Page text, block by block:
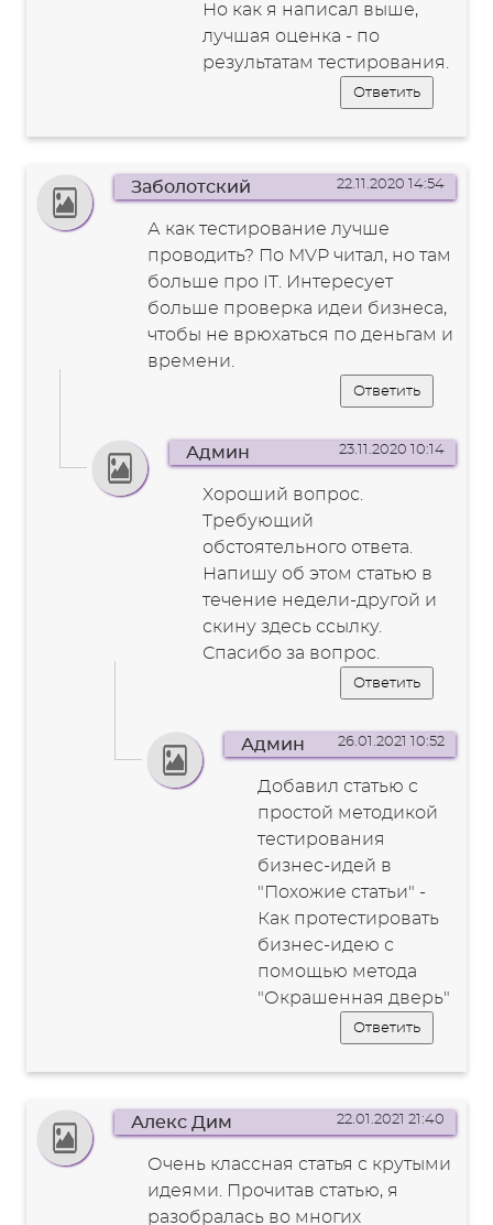
Но как я написал выше,
лучшая оценка - по
результатам тестирования.
Ответить
Заболотский 22.11.2020 14:54
А как тестирование лучше
проводить? По MVP читал, но там
больше про IT. Интересует
больше проверка идеи бизнеса,
чтобы не врюхаться по деньгам и
времени.
Ответить
Админ 23.11.2020 10:14
Хороший вопрос.
Требующий
обстоятельного ответа.
Напишу об этом статью в
течение недели-другой и
скину здесь ссылку.
Спасибо за вопрос.
Ответить
Админ 26.01.2021 10:52
Добавил статью с
простой методикой
тестирования
бизнес-идей в
"Похожие статьи" -
Как протестировать
бизнес-идею с
помощью метода
"Окрашенная дверь"
Ответить
Алекс Дим 22.01.2021 21:40
Очень классная статья с крутыми
идеями. Прочитав статью, я
разобралась во многих